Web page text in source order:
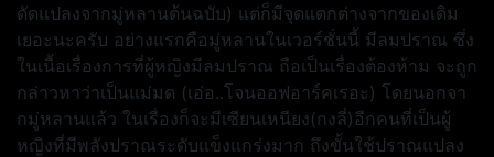
ดัดแปลงจากมู่หลานต้นฉบับ) แต่ก็มีจุดแตกต่างจากของเดิม
เยอะนะครับ อย่างแรกคือมู่หลานในเวอร์ชั่นนี้ มีลมปราณ ซึ่ง
ในเนื้อเรื่องการที่ผู้หญิงมีลมปราณ ถือเป็นเรื่องต้องห้าม จะถูก
กล่าวหาว่าเป็นแม่มด (เอ่อ..โจนออฟอาร์คเรอะ) โดยนอกจา
กมู่หลานแล้ว ในเรื่องก็จะมีเซียนเหนียง(กงลี่)อีกคนที่เป็นผู้
หญิงที่มีพลังปราณระดับแข็งแกร่งมาก ถึงขั้นใช้ปราณแปลง